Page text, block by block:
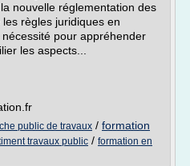
nouvelle réglementation des
règles juridiques en
pour appréhender
les aspects...
public de travaux / formation
travaux public / formation en